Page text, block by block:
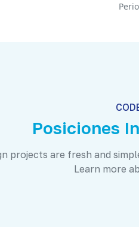
Posiciones
projects are fresh and
Learn more